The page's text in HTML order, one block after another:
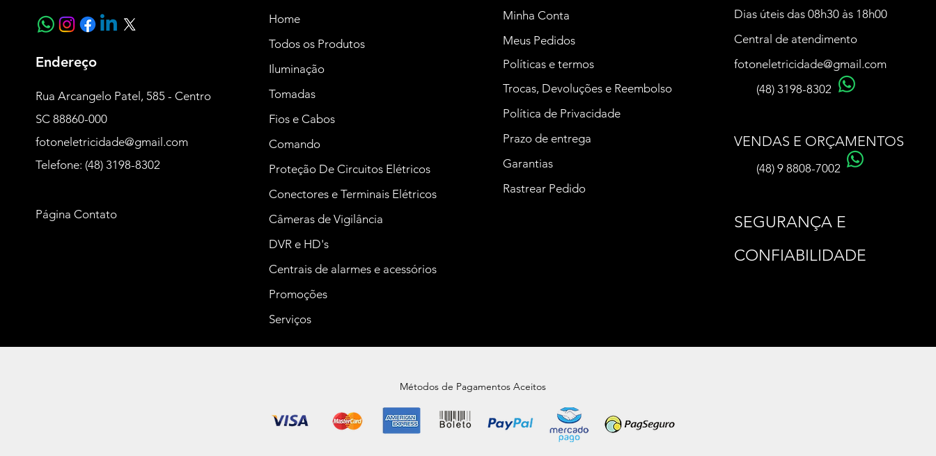
Endereço
Rua Arcangelo Patel, 585 - Centro
SC 88860-000
fotoneletricidade@gmail.com
Telefone: (48) 3198-8302
Página Contato
Home
Todos os Produtos
Iluminação
Tomadas
Fios e Cabos
Comando
Proteção De Circuitos Elétricos
Conectores e Terminais Elétricos
Câmeras de Vigilância
DVR e HD's
Centrais de alarmes e acessórios
Promoções
Serviços
Minha Conta
Meus Pedidos
Políticas e termos
Trocas, Devoluções e Reembolso
Política de Privacidade
Prazo de entrega
Garantias
Rastrear Pedido
Dias úteis das 08h30 às 18h00
Central de atendimento
fotoneletricidade@gmail.com
(48) 3198-8302
VENDAS E ORÇAMENTOS
(48) 9 8808-7002
SEGURANÇA E
CONFIABILIDADE
Métodos de Pagamentos Aceitos